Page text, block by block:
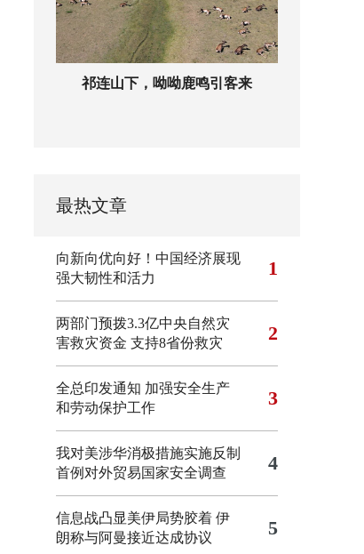
祁连山下，呦呦鹿鸣引客来
最热文章
向新向优向好！中国经济展现
强大韧性和活力
1
两部门预拨3.3亿中央自然灾
害救灾资金 支持8省份救灾
2
全总印发通知 加强安全生产
和劳动保护工作
3
我对美涉华消极措施实施反制
首例对外贸易国家安全调查
4
信息战凸显美伊局势胶着 伊
朗称与阿曼接近达成协议
5